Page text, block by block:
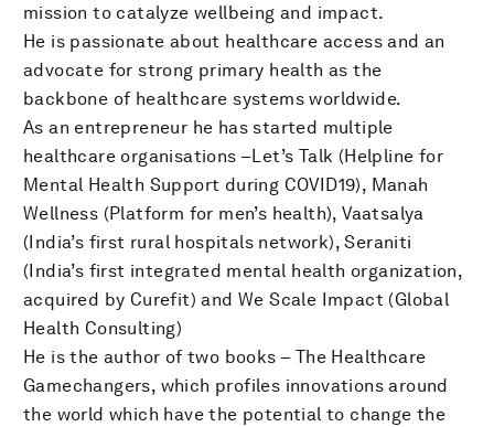
mission to catalyze wellbeing and impact.
He is passionate about healthcare access and an
advocate for strong primary health as the
backbone of healthcare systems worldwide.
As an entrepreneur he has started multiple
healthcare organisations –Let’s Talk (Helpline for
Mental Health Support during COVID19), Manah
Wellness (Platform for men’s health), Vaatsalya
(India’s first rural hospitals network), Seraniti
(India’s first integrated mental health organization,
acquired by Curefit) and We Scale Impact (Global
Health Consulting)
He is the author of two books – The Healthcare
Gamechangers, which profiles innovations around
the world which have the potential to change the